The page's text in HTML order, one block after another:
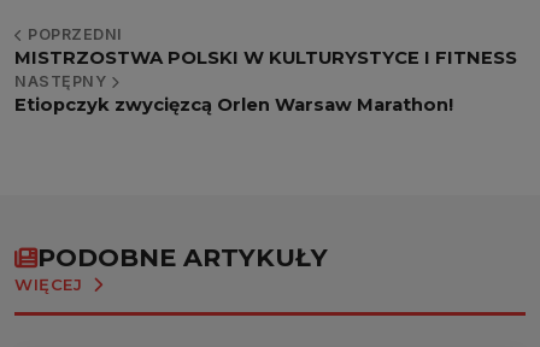
POPRZEDNI
MISTRZOSTWA POLSKI W KULTURYSTYCE I FITNESS
NASTĘPNY
Etiopczyk zwycięzcą Orlen Warsaw Marathon!
PODOBNE ARTYKUŁY
WIĘCEJ